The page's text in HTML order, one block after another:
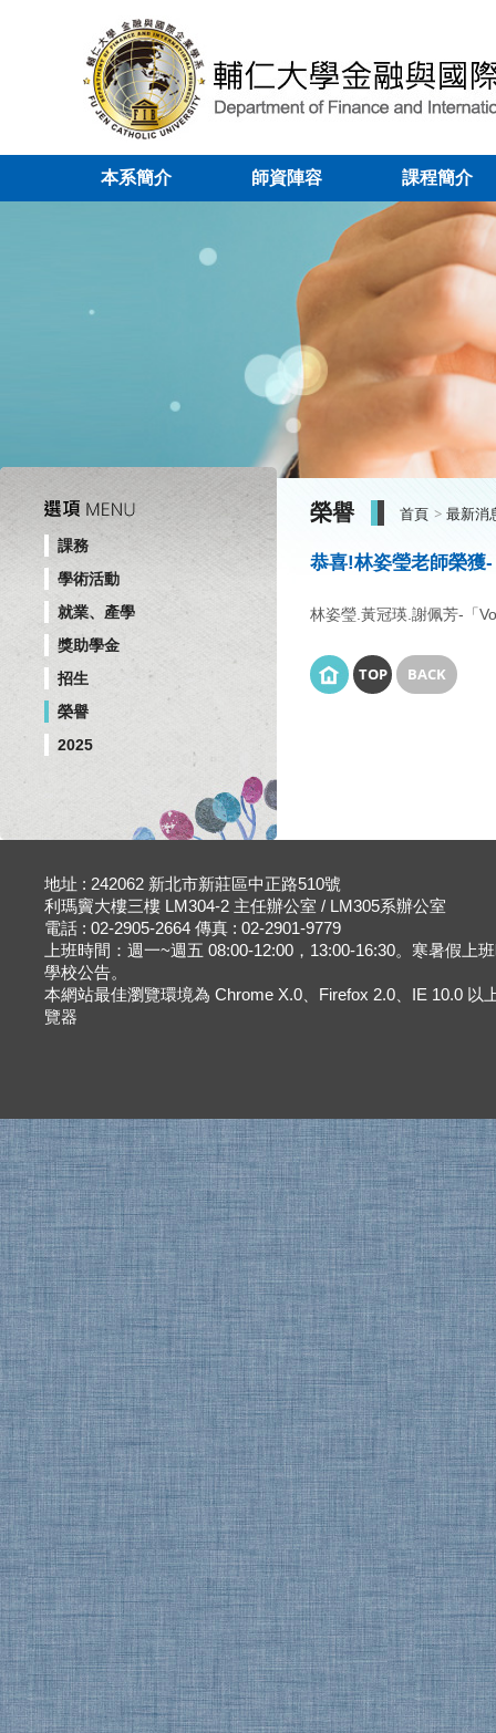
本系簡介 師資陣容 課程簡介
課務
學術活動
就業、產學
獎助學金
招生
榮譽
2025
榮譽 首頁 最新消
恭喜!林姿瑩老師榮獲
林姿瑩.黃冠瑛.謝佩芳-「
TOP BACK
地址 : 242062 新北市新莊區中正路510號
利瑪竇大樓三樓 LM304-2 主任辦公室 / LM305系辦公室
電話 : 02-2905-2664 傳真 : 02-2901-9779
上班時間：週一~週五 08:00-12:00，13:00-16:30。寒暑假上
學校公告。
本網站最佳瀏覽環境為 Chrome X.0、Firefox 2.0、IE 10.0 以
覽器